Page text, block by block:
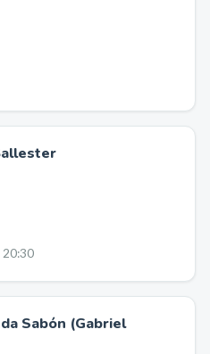
20:30
Sabón (Gabriel